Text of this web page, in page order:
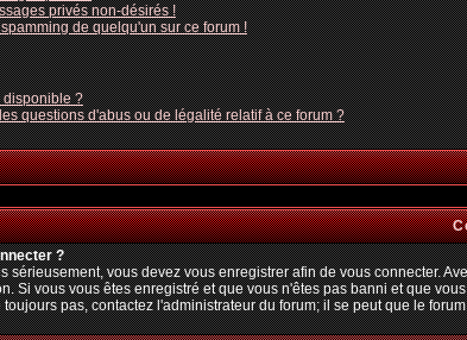
privés non-désirés !
de quelqu'un sur ce forum !
disponible ?
questions d'abus ou de légalité relatif à ce forum ?
?
sérieusement, vous devez vous enregistrer afin de vous connecter.
Si vous vous êtes enregistré et que vous n'êtes pas banni et que
pas, contactez l'administrateur du forum; il se peut que le